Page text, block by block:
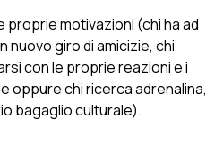
proprie motivazioni (chi ha ad
nuovo giro di amicizie, chi
con le proprie reazioni e i
oppure chi ricerca adrenalina,
bagaglio culturale).